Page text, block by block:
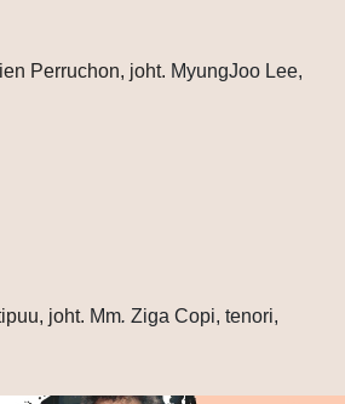
Perruchon, joht. MyungJoo Lee,
joht. Mm. Ziga Copi, tenori,